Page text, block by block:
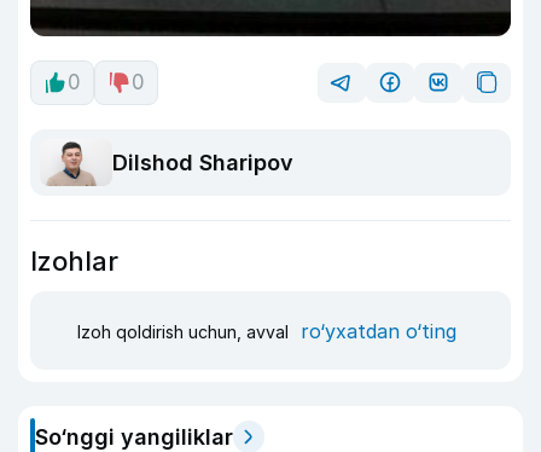
0 0
Dilshod Sharipov
Izohlar
Izoh qoldirish uchun, avval ro‘yxatdan o‘ting
So‘nggi yangiliklar